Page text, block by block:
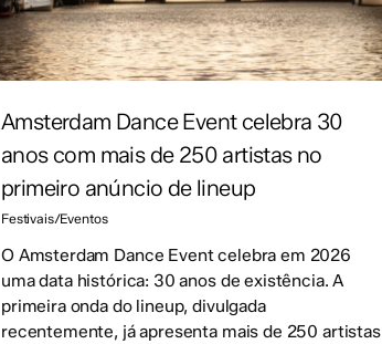
Amsterdam Dance Event celebra 30
anos com mais de 250 artistas no
primeiro anúncio de lineup
Festivais/Eventos
O Amsterdam Dance Event celebra em 2026
uma data histórica: 30 anos de existência. A
primeira onda do lineup, divulgada
recentemente, já apresenta mais de 250 artistas